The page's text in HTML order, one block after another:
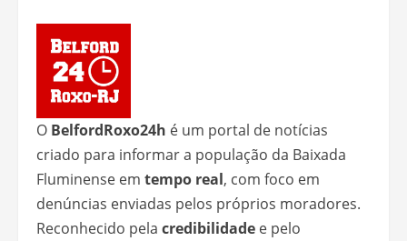
O BelfordRoxo24h é um portal de notícias
criado para informar a população da Baixada
Fluminense em tempo real, com foco em
denúncias enviadas pelos próprios moradores.
Reconhecido pela credibilidade e pelo